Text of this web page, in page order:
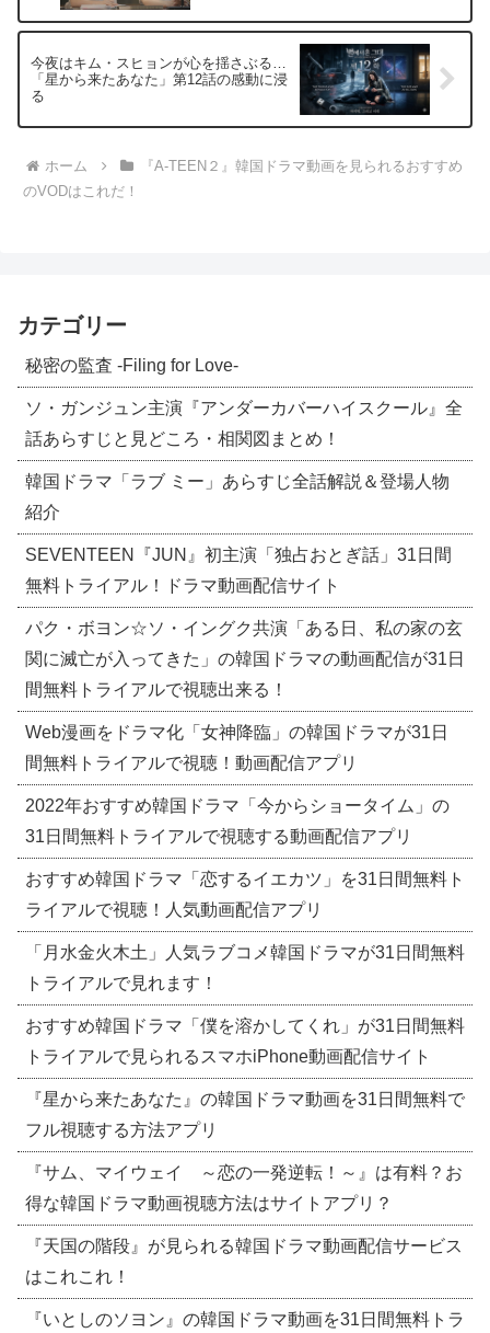
今夜はキム・スヒョンが心を揺さぶる…
「星から来たあなた」第12話の感動に浸
る
ホーム
『A-TEEN２』韓国ドラマ動画を見られるおすすめ
のVODはこれだ！
カテゴリー
秘密の監査 -Filing for Love-
ソ・ガンジュン主演『アンダーカバーハイスクール』全
話あらすじと見どころ・相関図まとめ！
韓国ドラマ「ラブ ミー」あらすじ全話解説＆登場人物
紹介
SEVENTEEN『JUN』初主演「独占おとぎ話」31日間
無料トライアル！ドラマ動画配信サイト
パク・ボヨン☆ソ・イングク共演「ある日、私の家の玄
関に滅亡が入ってきた」の韓国ドラマの動画配信が31日
間無料トライアルで視聴出来る！
Web漫画をドラマ化「女神降臨」の韓国ドラマが31日
間無料トライアルで視聴！動画配信アプリ
2022年おすすめ韓国ドラマ「今からショータイム」の
31日間無料トライアルで視聴する動画配信アプリ
おすすめ韓国ドラマ「恋するイエカツ」を31日間無料ト
ライアルで視聴！人気動画配信アプリ
「月水金火木土」人気ラブコメ韓国ドラマが31日間無料
トライアルで見れます！
おすすめ韓国ドラマ「僕を溶かしてくれ」が31日間無料
トライアルで見られるスマホiPhone動画配信サイト
『星から来たあなた』の韓国ドラマ動画を31日間無料で
フル視聴する方法アプリ
『サム、マイウェイ ～恋の一発逆転！～』は有料？お
得な韓国ドラマ動画視聴方法はサイトアプリ？
『天国の階段』が見られる韓国ドラマ動画配信サービス
はこれこれ！
『いとしのソヨン』の韓国ドラマ動画を31日間無料トラ